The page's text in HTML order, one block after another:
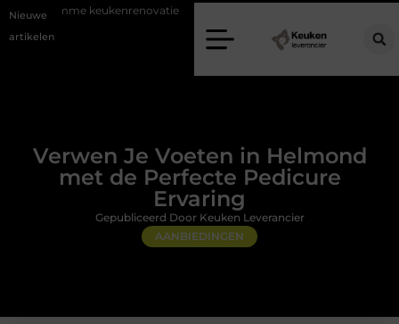
Nieuwe
artikelen
Fysiotherapie Alblasserdam: professionele
Verwen Je Voeten in Helmond
met de Perfecte Pedicure
Ervaring
AANBIEDINGEN
Gepubliceerd Door Keuken Leverancier